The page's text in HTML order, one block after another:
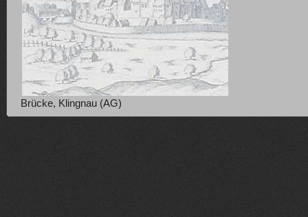
Brücke, Klingnau (AG)